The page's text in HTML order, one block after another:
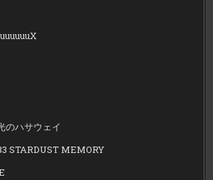
のハサウェイ
STARDUST MEMORY